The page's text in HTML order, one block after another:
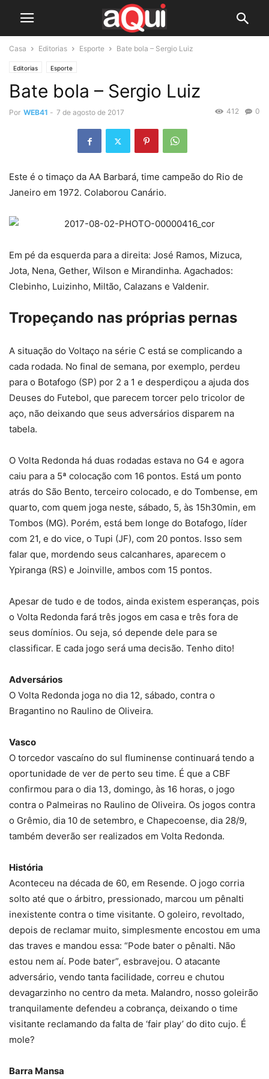
Casa Editorias Esporte Bate bola – Sergio Luiz
Editorias Esporte
Bate bola – Sergio Luiz
Por WEB41 - 7 de agosto de 2017 0
412
Este é o timaço da AA Barbará, time campeão do Rio de
Janeiro em 1972. Colaborou Canário.
Em pé da esquerda para a direita: José Ramos, Mizuca,
Jota, Nena, Gether, Wilson e Mirandinha. Agachados:
Clebinho, Luizinho, Miltão, Calazans e Valdenir.
Tropeçando nas próprias pernas
A situação do Voltaço na série C está se complicando a
cada rodada. No final de semana, por exemplo, perdeu
para o Botafogo (SP) por 2 a 1 e desperdiçou a ajuda dos
Deuses do Futebol, que parecem torcer pelo tricolor de
aço, não deixando que seus adversários disparem na
tabela.
O Volta Redonda há duas rodadas estava no G4 e agora
caiu para a 5ª colocação com 16 pontos. Está um ponto
atrás do São Bento, terceiro colocado, e do Tombense, em
quarto, com quem joga neste, sábado, 5, às 15h30min, em
Tombos (MG). Porém, está bem longe do Botafogo, líder
com 21, e do vice, o Tupi (JF), com 20 pontos. Isso sem
falar que, mordendo seus calcanhares, aparecem o
Ypiranga (RS) e Joinville, ambos com 15 pontos.
Apesar de tudo e de todos, ainda existem esperanças, pois
o Volta Redonda fará três jogos em casa e três fora de
seus domínios. Ou seja, só depende dele para se
classificar. E cada jogo será uma decisão. Tenho dito!
Adversários
O Volta Redonda joga no dia 12, sábado, contra o
Bragantino no Raulino de Oliveira.
Vasco
O torcedor vascaíno do sul fluminense continuará tendo a
oportunidade de ver de perto seu time. É que a CBF
confirmou para o dia 13, domingo, às 16 horas, o jogo
contra o Palmeiras no Raulino de Oliveira. Os jogos contra
o Grêmio, dia 10 de setembro, e Chapecoense, dia 28/9,
também deverão ser realizados em Volta Redonda.
História
Aconteceu na década de 60, em Resende. O jogo corria
solto até que o árbitro, pressionado, marcou um pênalti
inexistente contra o time visitante. O goleiro, revoltado,
depois de reclamar muito, simplesmente encostou em uma
das traves e mandou essa: “Pode bater o pênalti. Não
estou nem aí. Pode bater”, esbravejou. O atacante
adversário, vendo tanta facilidade, correu e chutou
devagarzinho no centro da meta. Malandro, nosso goleirão
tranquilamente defendeu a cobrança, deixando o time
visitante reclamando da falta de ‘fair play’ do dito cujo. É
mole?
Barra Mansa